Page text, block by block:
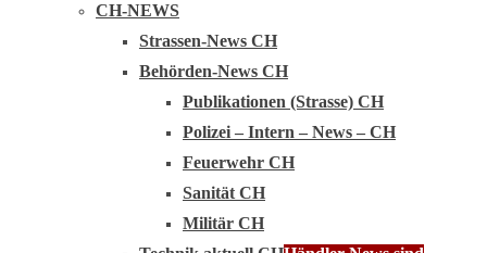
CH-NEWS
Strassen-News CH
Behörden-News CH
Publikationen (Strasse) CH
Polizei – Intern – News – CH
Feuerwehr CH
Sanität CH
Militär CH